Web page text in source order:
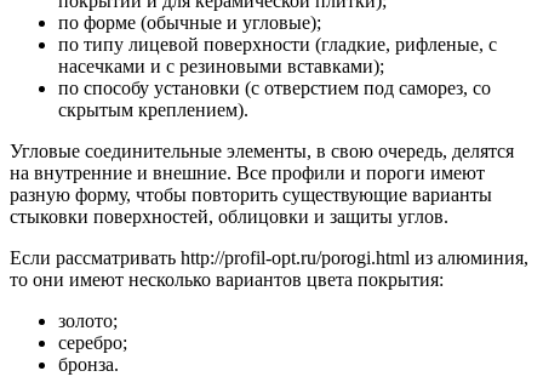
по форме (обычные и угловые);
по типу лицевой поверхности (гладкие, рифленые, с
насечками и с резиновыми вставками);
по способу установки (с отверстием под саморез, со
скрытым креплением).
Угловые соединительные элементы, в свою очередь, делятся
на внутренние и внешние. Все профили и пороги имеют
разную форму, чтобы повторить существующие варианты
стыковки поверхностей, облицовки и защиты углов.
Если рассматривать http://profil-opt.ru/porogi.html из алюминия,
то они имеют несколько вариантов цвета покрытия:
золото;
серебро;
бронза.